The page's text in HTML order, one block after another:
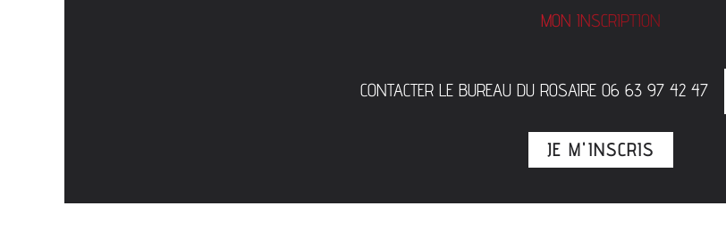
MON INSCRIPTION
CONTACTER LE BUREAU DU ROSAIRE 06 63 97 42 47
JE M'INSCRIS